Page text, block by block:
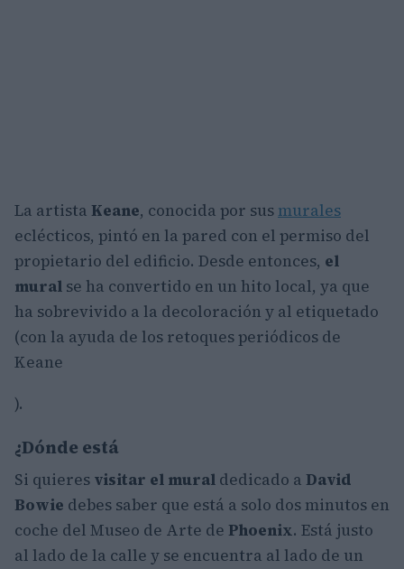
La artista Keane, conocida por sus murales
eclécticos, pintó en la pared con el permiso del
propietario del edificio. Desde entonces, el
mural se ha convertido en un hito local, ya que
ha sobrevivido a la decoloración y al etiquetado
(con la ayuda de los retoques periódicos de
Keane
).
¿Dónde está
Si quieres visitar el mural dedicado a David
Bowie debes saber que está a solo dos minutos en
coche del Museo de Arte de Phoenix. Está justo
al lado de la calle y se encuentra al lado de un